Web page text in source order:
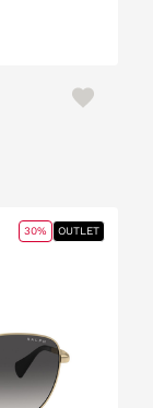
30% OUTLET